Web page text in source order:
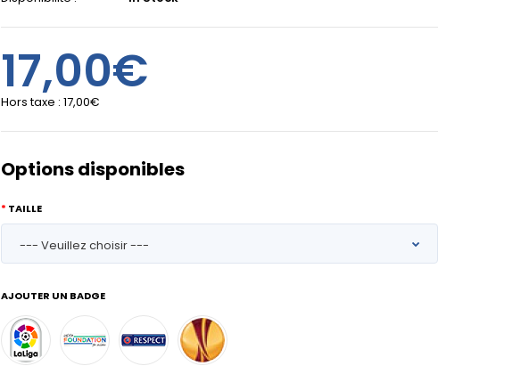
17,00€
Hors taxe : 17,00€
Options disponibles
TAILLE
AJOUTER UN BADGE